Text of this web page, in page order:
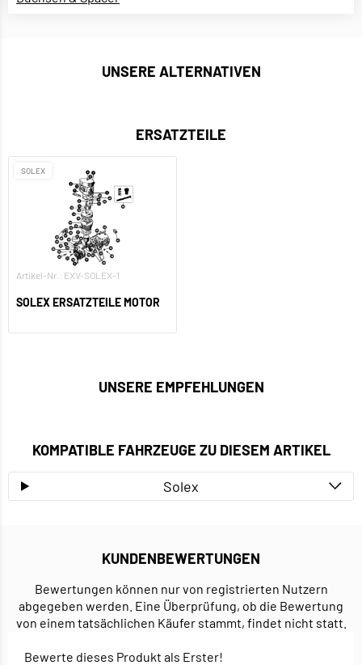
UNSERE ALTERNATIVEN
ERSATZTEILE
SOLEX
Artikel-Nr.: EXV-SOLEX-1
SOLEX ERSATZTEILE MOTOR
UNSERE EMPFEHLUNGEN
KOMPATIBLE FAHRZEUGE ZU DIESEM ARTIKEL
Solex
KUNDENBEWERTUNGEN
Bewertungen können nur von registrierten Nutzern
abgegeben werden. Eine Überprüfung, ob die Bewertung
von einem tatsächlichen Käufer stammt, findet nicht statt.
Bewerte dieses Produkt als Erster!